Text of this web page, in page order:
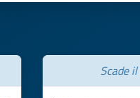
Scade il